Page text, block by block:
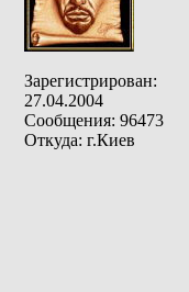
Зарегистрирован:
27.04.2004
Сообщения: 96473
Откуда: г.Киев